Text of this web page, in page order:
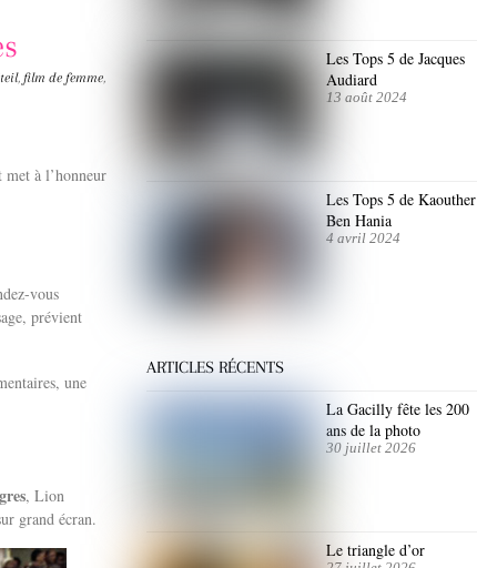
, film de femme,
à l’honneur
vous
prévient
une
, Lion
grand écran.
Les Tops 5 de Jacques
Audiard
13 août 2024
Les Tops 5 de Kaouther
Ben Hania
4 avril 2024
ARTICLES RÉCENTS
La Gacilly fête les 200
ans de la photo
30 juillet 2026
Le triangle d’or